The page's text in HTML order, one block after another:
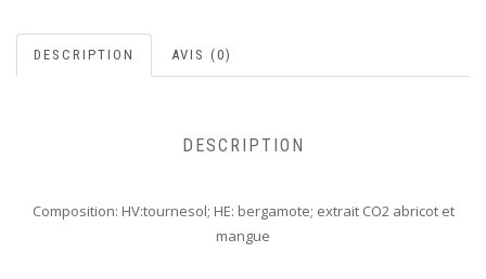
DESCRIPTION AVIS (0)
DESCRIPTION
Composition: HV:tournesol; HE: bergamote; extrait CO2 abricot et
mangue